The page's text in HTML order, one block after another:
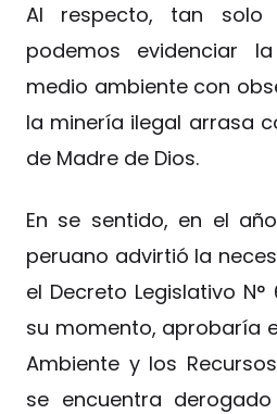
Al respecto, tan solo
podemos evidenciar
medio ambiente con
la minería ilegal arrasa
de Madre de Dios.
En se sentido, en el
peruano advirtió la
el Decreto Legislativo N°
su momento, aprobaría
Ambiente y los
se encuentra